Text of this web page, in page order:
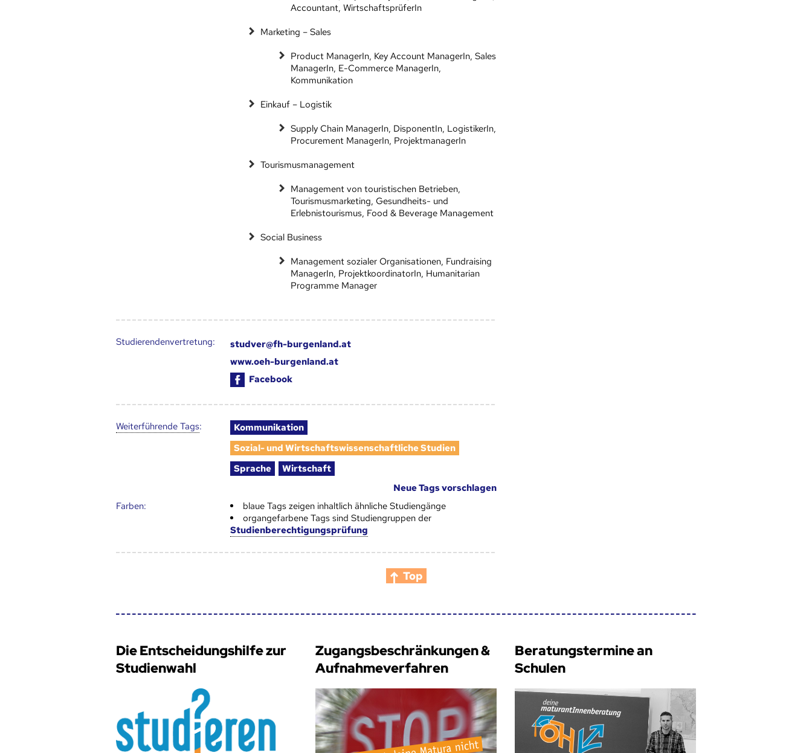
Accountant, WirtschaftsprüferIn
Marketing – Sales
Product ManagerIn, Key Account ManagerIn, Sales
ManagerIn, E-Commerce ManagerIn,
Kommunikation
Einkauf – Logistik
Supply Chain ManagerIn, DisponentIn, LogistikerIn,
Procurement ManagerIn, ProjektmanagerIn
Tourismusmanagement
Management von touristischen Betrieben,
Tourismusmarketing, Gesundheits- und
Erlebnistourismus, Food & Beverage Management
Social Business
Management sozialer Organisationen, Fundraising
ManagerIn, ProjektkoordinatorIn, Humanitarian
Programme Manager
Studierendenvertretung:
studver@fh-burgenland.at
www.oeh-burgenland.at
Facebook
Weiter­führende Tags:
Kommunikation
Sozial- und Wirtschaftswissenschaftliche Studien
Sprache
Wirtschaft
Neue Tags vorschlagen
Farben:
blaue Tags zeigen inhaltlich ähnliche Studiengänge
organgefarbene Tags sind Studiengruppen der
Studienberechtigungsprüfung
Top
Die Entscheidungshilfe zur
Studienwahl
Zugangsbeschränkungen &
Aufnahmeverfahren
Beratungstermine an
Schulen